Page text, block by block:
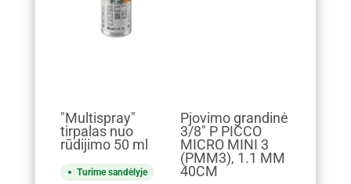
"Multispray"
tirpalas nuo
rūdijimo 50 ml
Turime sandėlyje
Pjovimo grandinė
3/8" P PICCO
MICRO MINI 3
(PMM3), 1.1 MM
40CM